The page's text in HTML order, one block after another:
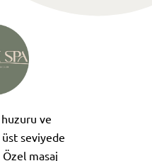
huzuru ve
seviyede
masaj